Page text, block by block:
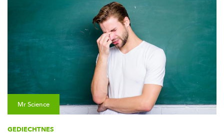
Mr Science
GEDIECHTNES